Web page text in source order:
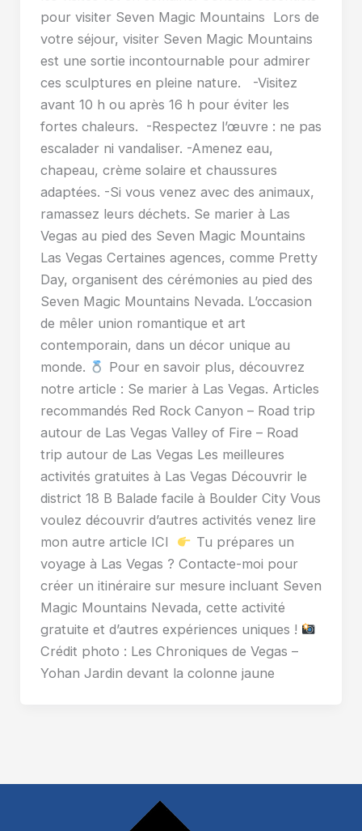
pour visiter Seven Magic Mountains Lors de
votre séjour, visiter Seven Magic Mountains
est une sortie incontournable pour admirer
ces sculptures en pleine nature. -Visitez
avant 10 h ou après 16 h pour éviter les
fortes chaleurs. -Respectez l’œuvre : ne pas
escalader ni vandaliser. -Amenez eau,
chapeau, crème solaire et chaussures
adaptées. -Si vous venez avec des animaux,
ramassez leurs déchets. Se marier à Las
Vegas au pied des Seven Magic Mountains
Las Vegas Certaines agences, comme Pretty
Day, organisent des cérémonies au pied des
Seven Magic Mountains Nevada. L’occasion
de mêler union romantique et art
contemporain, dans un décor unique au
monde.
Pour en savoir plus, découvrez
notre article : Se marier à Las Vegas. Articles
recommandés Red Rock Canyon – Road trip
autour de Las Vegas Valley of Fire – Road
trip autour de Las Vegas Les meilleures
activités gratuites à Las Vegas Découvrir le
district 18 B Balade facile à Boulder City Vous
voulez découvrir d’autres activités venez lire
mon autre article ICI
Tu prépares un
voyage à Las Vegas ? Contacte-moi pour
créer un itinéraire sur mesure incluant Seven
Magic Mountains Nevada, cette activité
gratuite et d’autres expériences uniques !
Crédit photo : Les Chroniques de Vegas –
Yohan Jardin devant la colonne jaune